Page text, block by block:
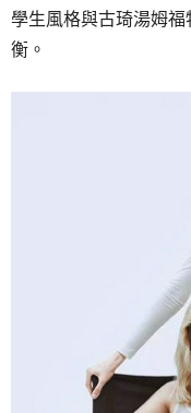
學生風格與古琦湯姆
衡。